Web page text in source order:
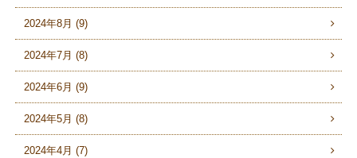
2024年8月 (9)
2024年7月 (8)
2024年6月 (9)
2024年5月 (8)
2024年4月 (7)